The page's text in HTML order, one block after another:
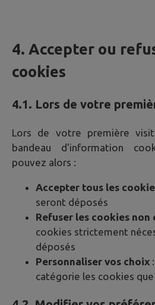
4. Accepter ou
cookies
4.1. Lors de votre
Lors de votre première
bandeau d'information
pouvez alors :
Accepter tous les
seront déposés
Refuser les cookies non
cookies strictement
déposés
Personnaliser vos choix
catégorie les cookies